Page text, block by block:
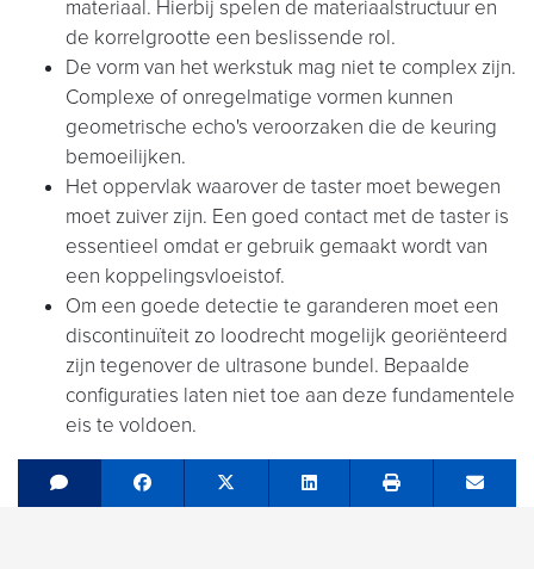
materiaal. Hierbij spelen de materiaalstructuur en
de korrelgrootte een beslissende rol.
De vorm van het werkstuk mag niet te complex zijn.
Complexe of onregelmatige vormen kunnen
geometrische echo's veroorzaken die de keuring
bemoeilijken.
Het oppervlak waarover de taster moet bewegen
moet zuiver zijn. Een goed contact met de taster is
essentieel omdat er gebruik gemaakt wordt van
een koppelingsvloeistof.
Om een goede detectie te garanderen moet een
discontinuïteit zo loodrecht mogelijk georiënteerd
zijn tegenover de ultrasone bundel. Bepaalde
configuraties laten niet toe aan deze fundamentele
eis te voldoen.
Share on Facebook
Tweet Share on LinkedIn Send